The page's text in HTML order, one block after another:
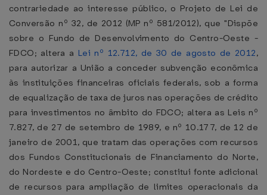
contrariedade ao interesse público, o Projeto de Lei de
Conversão nº 32, de 2012 (MP nº 581/2012), que "Dispõe
sobre o Fundo de Desenvolvimento do Centro-Oeste -
FDCO; altera a Lei nº 12.712, de 30 de agosto de 2012,
para autorizar a União a conceder subvenção econômica
às instituições financeiras oficiais federais, sob a forma
de equalização de taxa de juros nas operações de crédito
para investimentos no âmbito do FDCO; altera as Leis nº
7.827, de 27 de setembro de 1989, e nº 10.177, de 12 de
janeiro de 2001, que tratam das operações com recursos
dos Fundos Constitucionais de Financiamento do Norte,
do Nordeste e do Centro-Oeste; constitui fonte adicional
de recursos para ampliação de limites operacionais da